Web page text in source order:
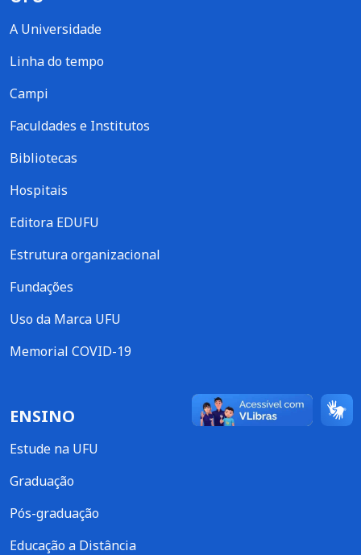
A Universidade
Linha do tempo
Campi
Faculdades e Institutos
Bibliotecas
Hospitais
Editora EDUFU
Estrutura organizacional
Fundações
Uso da Marca UFU
Memorial COVID-19
ENSINO
Estude na UFU
Graduação
Pós-graduação
Educação a Distância